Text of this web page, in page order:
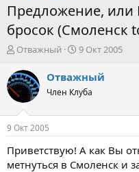
Предложение,
бросок (Смоленск
А
т
о
р
е
м
ы
Отважный
Д
т
н
л
9 Окт 2005
Отважный
Член Клуба
9 Окт 2005
Приветствую! А как Вы
метнуться в Смоленск и